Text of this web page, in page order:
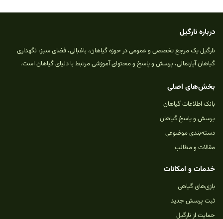
درباره نارگیل
نارگیل یک مرجع تخصصی و عمومی در حوزه گیاهان، باغبانی، فضای سبز، نگهداری
گیاهان آپارتمانی، پرسش و پاسخ و محتوای آموزشی مرتبط با دنیای گیاهان است.
بخش‌های اصلی
بانک اطلاعات گیاهان
پرسش و پاسخ گیاهان
دسته‌بندی موضوعی
مقالات و مطالب
خدمات و امکانات
بازی‌های گیاهی
ثبت پرسش جدید
حمایت از نارگیل